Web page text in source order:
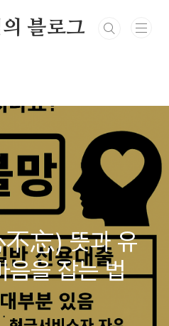
블로그
忘) 뜻과 유
음을 잡는 법